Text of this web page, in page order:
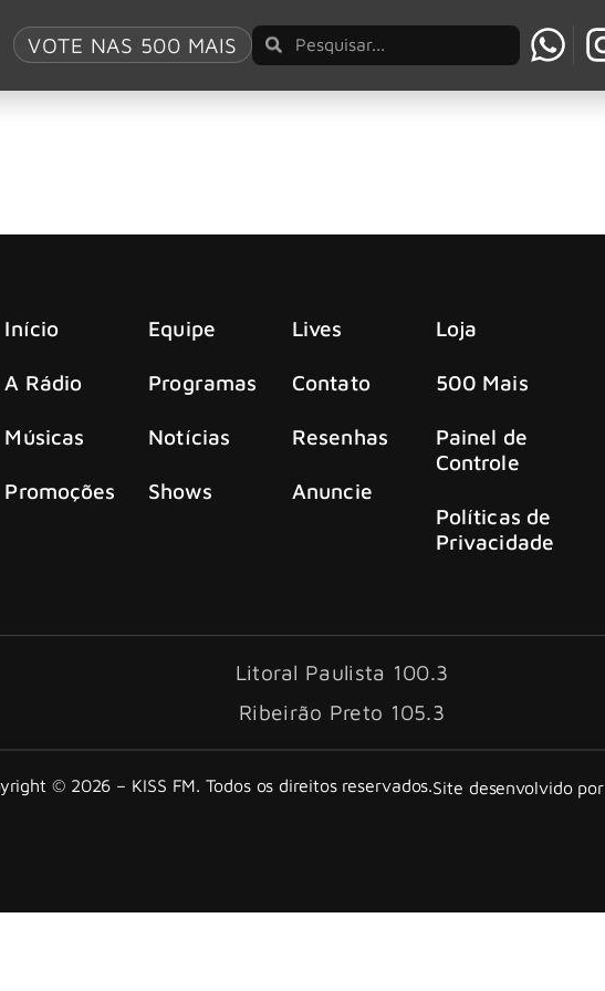
VOTE NAS 500 MAIS
Início
A Rádio
Músicas
Promoções
Equipe
Programas
Notícias
Shows
Lives
Contato
Resenhas
Anuncie
Loja
500 Mais
Painel de
Controle
Políticas de
Privacidade
Litoral Paulista 100.3
Ribeirão Preto 105.3
© 2026 – KISS FM. Todos os direitos reservados.Site desenvolvido por